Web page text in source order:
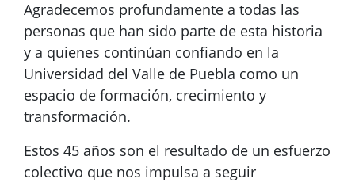
Agradecemos profundamente a todas las
personas que han sido parte de esta historia
y a quienes continúan confiando en la
Universidad del Valle de Puebla como un
espacio de formación, crecimiento y
transformación.
Estos 45 años son el resultado de un esfuerzo
colectivo que nos impulsa a seguir